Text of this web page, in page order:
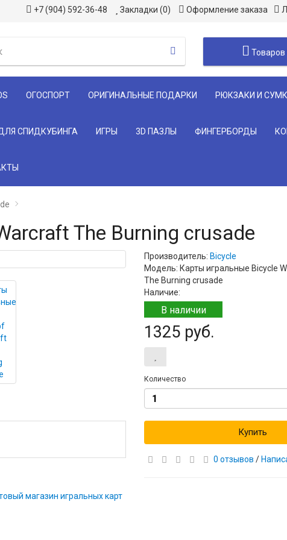
+7 (904) 592-36-48 Закладки (0) Оформление заказа
Товаров
ОГОСПОРТ ОРИГИНАЛЬНЫЕ ПОДАРКИ РЮКЗАКИ И СУМКИ
СПИДКУБИНГА ИГРЫ 3D ПАЗЛЫ ФИНГЕРБОРДЫ
The Burning crusade
Производитель: Bicycle
Модель: Карты игральные Bicycle
The Burning crusade
Наличие:
В наличии
1325 руб.
Количество
Купить
0 отзывов /
магазин игральных карт